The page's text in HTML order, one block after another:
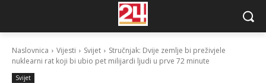
Naslovnica Vijesti Svijet
Stručnjak: Dvije zemlje bi preživjele
nuklearni rat koji bi ubio pet milijardi ljudi u prve 72 minute
Svijet